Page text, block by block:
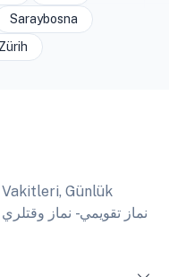
Saraybosna
Zürih
Günlük
Haftalık ve Aylık Ezan Saatleri . نماز تقويمي - نماز وقتلري